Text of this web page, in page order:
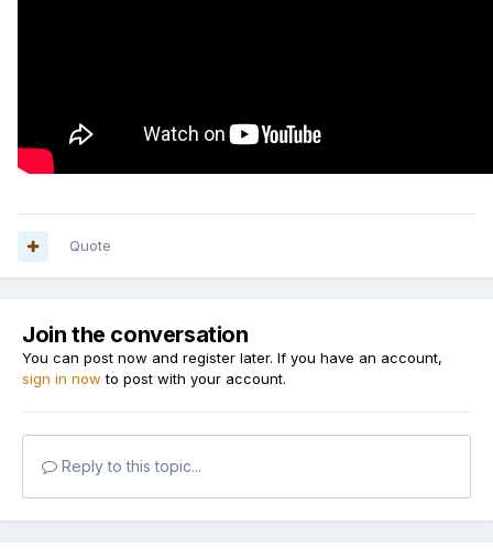
Quote
Join the conversation
You can post now and register later. If you have an account,
sign in now to post with your account.
Reply to this topic...